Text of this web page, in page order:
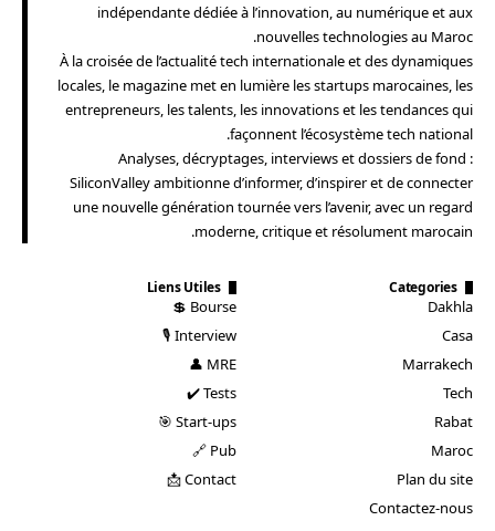
indépendante dédiée à l’innovation, au numérique et aux
nouvelles technologies au Maroc.
À la croisée de l’actualité tech internationale et des dynamiques
locales, le magazine met en lumière les startups marocaines, les
entrepreneurs, les talents, les innovations et les tendances qui
façonnent l’écosystème tech national.
Analyses, décryptages, interviews et dossiers de fond :
SiliconValley ambitionne d’informer, d’inspirer et de connecter
une nouvelle génération tournée vers l’avenir, avec un regard
moderne, critique et résolument marocain.
Categories
Dakhla
Casa
Marrakech
Tech
Rabat
Maroc
Plan du site
Contactez-nous
Liens Utiles
Bourse 💲
Interview 🎙️
MRE 👤
Tests ✔️
Start-ups 🎯
Pub 🔗
Contact 📩